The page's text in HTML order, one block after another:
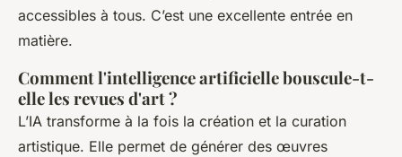
accessibles à tous. C’est une excellente entrée en
matière.
Comment l'intelligence artificielle bouscule-t-
elle les revues d'art ?
L’IA transforme à la fois la création et la curation
artistique. Elle permet de générer des œuvres